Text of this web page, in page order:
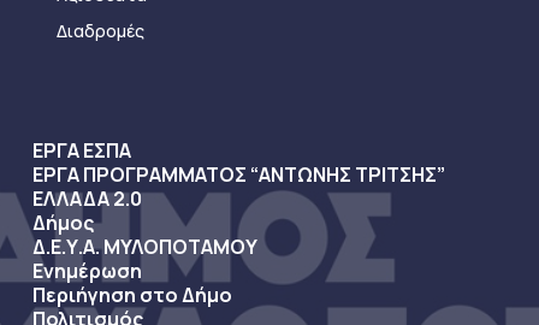
Διαδρομές
ΕΡΓΑ ΕΣΠΑ
ΕΡΓΑ ΠΡΟΓΡΑΜΜΑΤΟΣ “ΑΝΤΩΝΗΣ ΤΡΙΤΣΗΣ”
ΕΛΛΑΔΑ 2.0
Δήμος
Δ.Ε.Υ.Α. ΜΥΛΟΠΟΤΑΜΟΥ
Ενημέρωση
Περιήγηση στο Δήμο
Πολιτισμός